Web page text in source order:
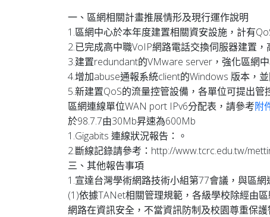
一、區網相關計畫推展情形及現行運作說明
1.區網中心於本年度建置相關資安設施，計有
2.已完成高中職VoIP網路電話交換伺服器建置
3.建置redundant的VMware server，強化區網
4.增加abuse通報系統client的Windows 版本，
5.新建置QoS的流量控管設備，各單位可提出管
區網連線單位WAN port IPv6分配表，請參考附
於98.7.7由30Mb昇速為600Mb
1.Gigabits 連線狀況報告：。
2.斷線記錄請參考：http://www.tcrc.edu.tw/
三、其他報告事項
1.宣達台灣學術網路技術小組第77會議，與區網
(1)依據TANet相關管理規範，各級學校除經由
網路在資訊安全，不當資訊防制及校園尊重保